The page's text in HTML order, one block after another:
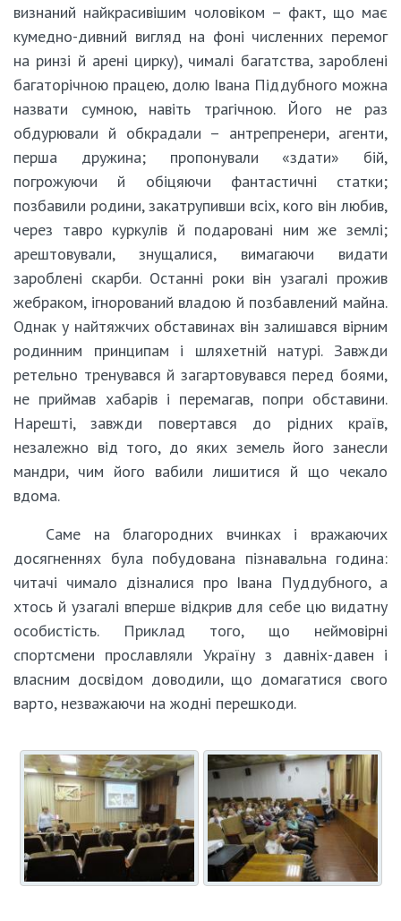
визнаний найкрасивішим чоловіком – факт, що має
кумедно-дивний вигляд на фоні численних перемог
на ринзі й арені цирку), чималі багатства, зароблені
багаторічною працею, долю Івана Піддубного можна
назвати сумною, навіть трагічною. Його не раз
обдурювали й обкрадали – антрепренери, агенти,
перша дружина; пропонували «здати» бій,
погрожуючи й обіцяючи фантастичні статки;
позбавили родини, закатрупивши всіх, кого він любив,
через тавро куркулів й подаровані ним же землі;
арештовували, знущалися, вимагаючи видати
зароблені скарби. Останні роки він узагалі прожив
жебраком, ігнорований владою й позбавлений майна.
Однак у найтяжчих обставинах він залишався вірним
родинним принципам і шляхетній натурі. Завжди
ретельно тренувався й загартовувався перед боями,
не приймав хабарів і перемагав, попри обставини.
Нарешті, завжди повертався до рідних країв,
незалежно від того, до яких земель його занесли
мандри, чим його вабили лишитися й що чекало
вдома.
Саме на благородних вчинках і вражаючих
досягненнях була побудована пізнавальна година:
читачі чимало дізналися про Івана Пуддубного, а
хтось й узагалі вперше відкрив для себе цю видатну
особистість. Приклад того, що неймовірні
спортсмени прославляли Україну з давніх-давен і
власним досвідом доводили, що домагатися свого
варто, незважаючи на жодні перешкоди.